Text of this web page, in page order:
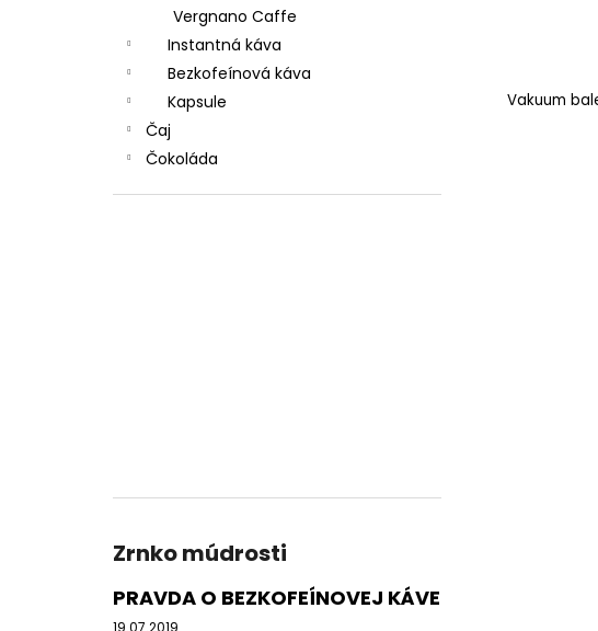
Vergnano Caffe
Instantná káva
Bezkofeínová káva
Kapsule
Čaj
Čokoláda
Zrnko múdrosti
PRAVDA O BEZKOFEÍNOVEJ KÁVE
Vakuum